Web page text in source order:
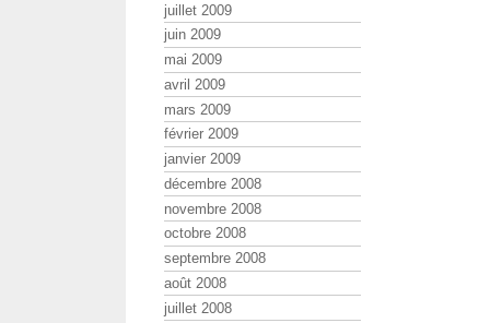
juillet 2009
juin 2009
mai 2009
avril 2009
mars 2009
février 2009
janvier 2009
décembre 2008
novembre 2008
octobre 2008
septembre 2008
août 2008
juillet 2008